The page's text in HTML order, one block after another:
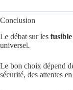
Conclusion
Le débat sur les
universel.
Le bon choix dépend
sécurité, des attentes